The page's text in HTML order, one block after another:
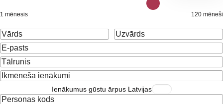
1 mēnesis 120 mēneši
Ienākumus gūstu ārpus Latvijas